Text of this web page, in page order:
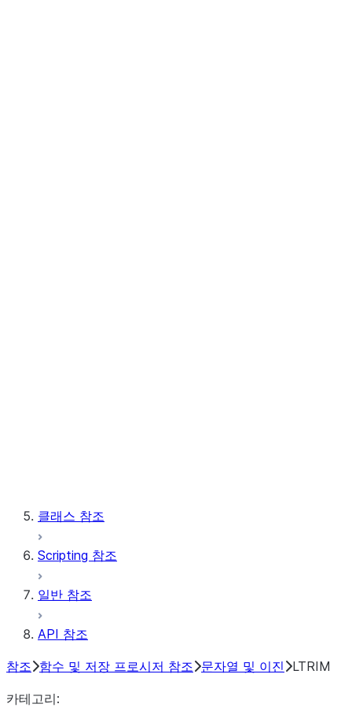
클래스 참조
Scripting 참조
일반 참조
API 참조
참조 함수 및 저장 프로시저 참조 문자열 및 이진 LTRIM
카테고리: